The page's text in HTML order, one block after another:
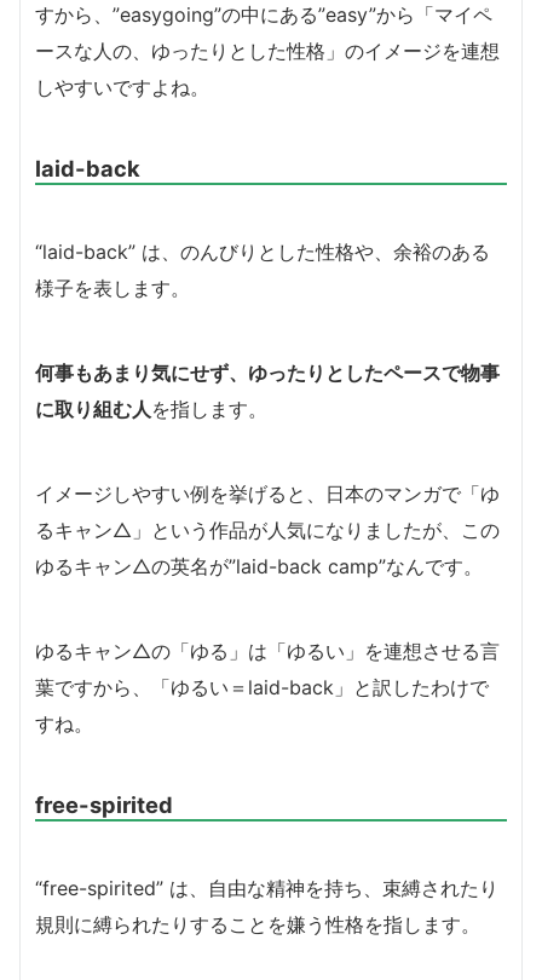
すから、”easygoing”の中にある”easy”から「マイペ
ースな人の、ゆったりとした性格」のイメージを連想
しやすいですよね。
laid-back
“laid-back” は、のんびりとした性格や、余裕のある
様子を表します。
何事もあまり気にせず、ゆったりとしたペースで物事
に取り組む人を指します。
イメージしやすい例を挙げると、日本のマンガで「ゆ
るキャン△」という作品が人気になりましたが、この
ゆるキャン△の英名が”laid-back camp”なんです。
ゆるキャン△の「ゆる」は「ゆるい」を連想させる言
葉ですから、「ゆるい＝laid-back」と訳したわけで
すね。
free-spirited
“free-spirited” は、自由な精神を持ち、束縛されたり
規則に縛られたりすることを嫌う性格を指します。